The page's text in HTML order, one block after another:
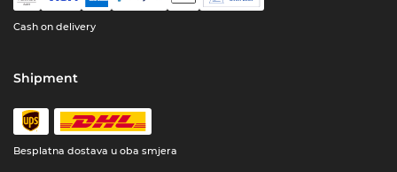
Cash on delivery
Shipment
Besplatna dostava u oba smjera